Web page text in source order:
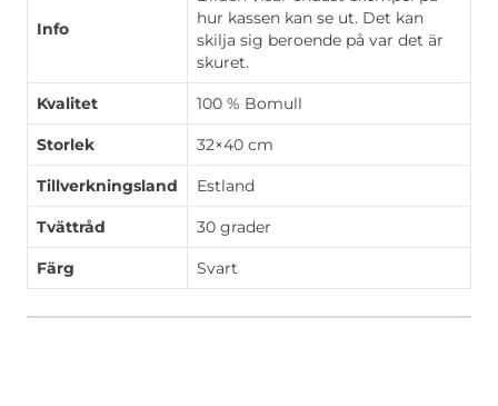
Info
hur kassen kan se ut. Det kan
skilja sig beroende på var det är
skuret.
Kvalitet 100 % Bomull
Storlek 32×40 cm
Tillverkningsland Estland
Tvättråd 30 grader
Färg Svart